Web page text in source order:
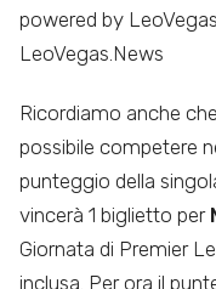
powered by
LeoVegas.News
Ricordiamo anche
possibile competere
punteggio della
vincerà 1 biglietto per
Giornata di Premier
inclusa. Per ora il